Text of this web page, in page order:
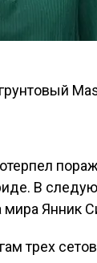
В
мира Янник
трех